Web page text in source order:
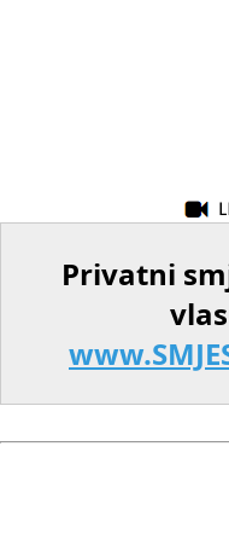
Privatni